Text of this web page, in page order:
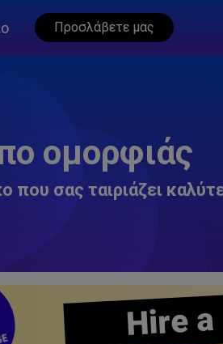
Προσλάβετε μας
ομορφιάς
που σας ταιριάζει
Hire a